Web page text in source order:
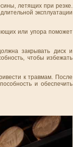
летящих при резке.
эксплуатации
или упора поможет
закрывать диск и
чтобы избежать
к травмам. После
и обеспечить